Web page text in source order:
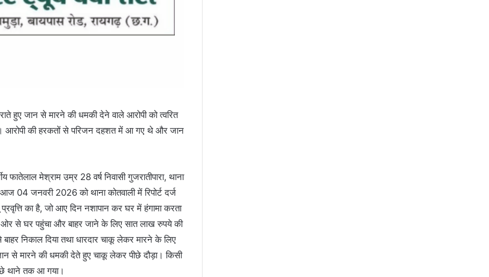
हुए जान से मारने की धमकी देने वाले आरोपी को त्वरित
है। आरोपी की हरकतों से परिजन दहशत में आ गए थे और जान
फातेलाल मेश्राम उम्र 28 वर्ष निवासी गुजरातीपारा, थाना
04 जनवरी 2026 को थाना कोतवाली में रिपोर्ट दर्ज
का है, जो आए दिन नशापान कर घर में हंगामा करता
ओर से घर पहुंचा और बाहर जाने के लिए सात लाख रुपये की
निकाल दिया तथा धारदार चाकू लेकर मारने के लिए
से मारने की धमकी देते हुए चाकू लेकर पीछे दौड़ा। किसी
थाने तक आ गया।